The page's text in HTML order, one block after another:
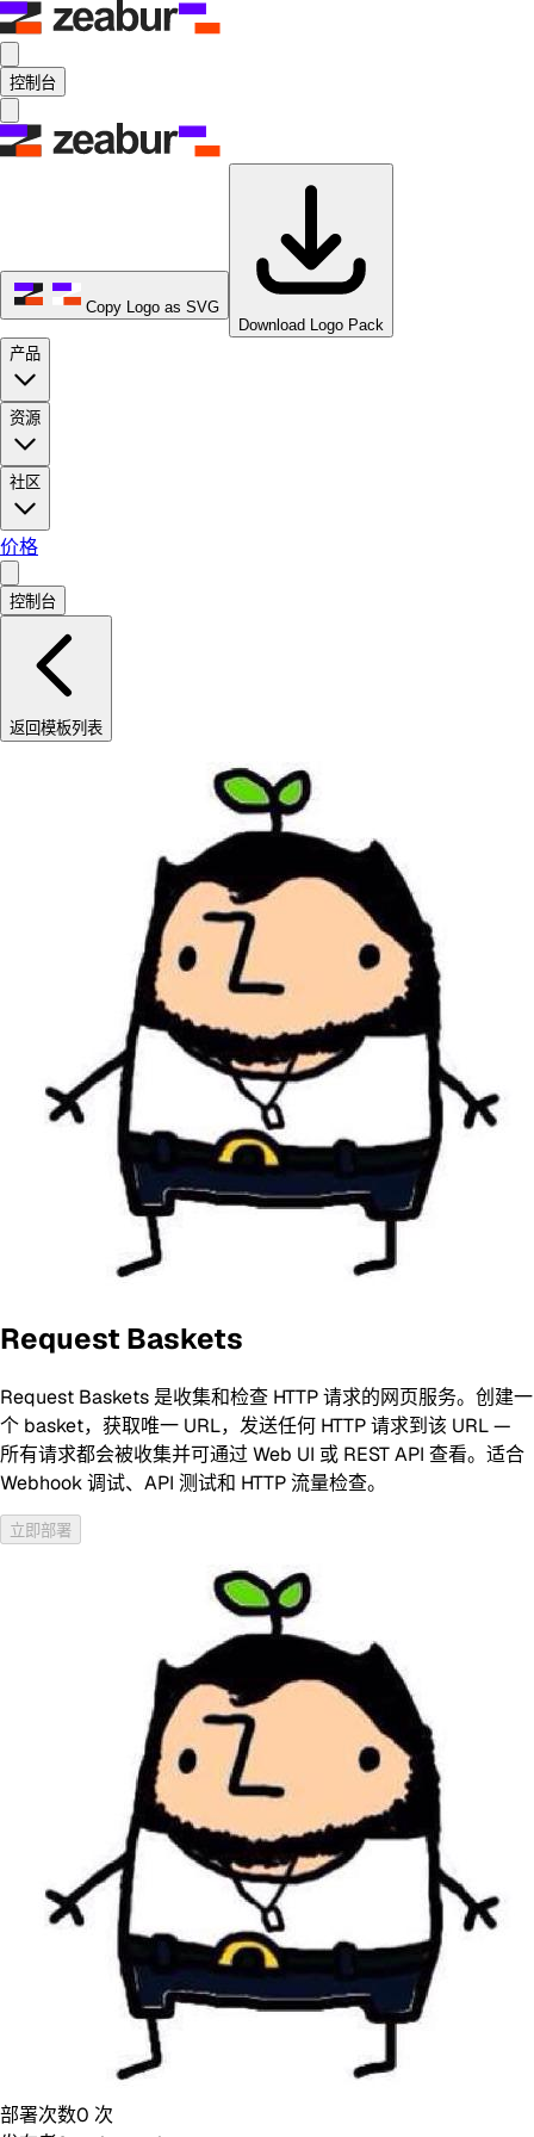
控制台
Copy Logo as SVG
Download Logo Pack
产品
资源
社区
价格
控制台
返回模板列表
Request Baskets
Request Baskets 是收集和检查 HTTP 请求的网页服务。创建一
个 basket，获取唯一 URL，发送任何 HTTP 请求到该 URL —
所有请求都会被收集并可通过 Web UI 或 REST API 查看。适合
Webhook 调试、API 测试和 HTTP 流量检查。
立即部署
部署次数0 次